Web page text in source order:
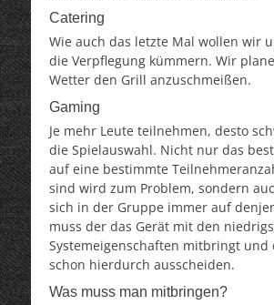
Catering
Wie auch das letzte Mal wollen wir
die Verpflegung kümmern. Wir
Wetter den Grill anzuschmeißen.
Gaming
Je mehr Leute teilnehmen, desto
die Spielauswahl. Nicht nur das
auf eine bestimmte
sind wird zum Problem, sondern
sich in der Gruppe immer auf
muss der das Gerät mit den
Systemeigenschaften mitbringt und
schon hierdurch ausscheiden.
Was muss man mitbringen?